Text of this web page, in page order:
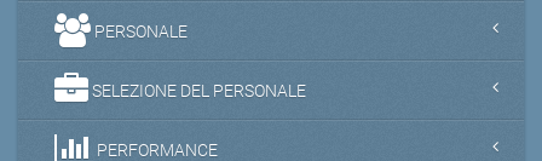
PERSONALE
SELEZIONE DEL PERSONALE
PERFORMANCE